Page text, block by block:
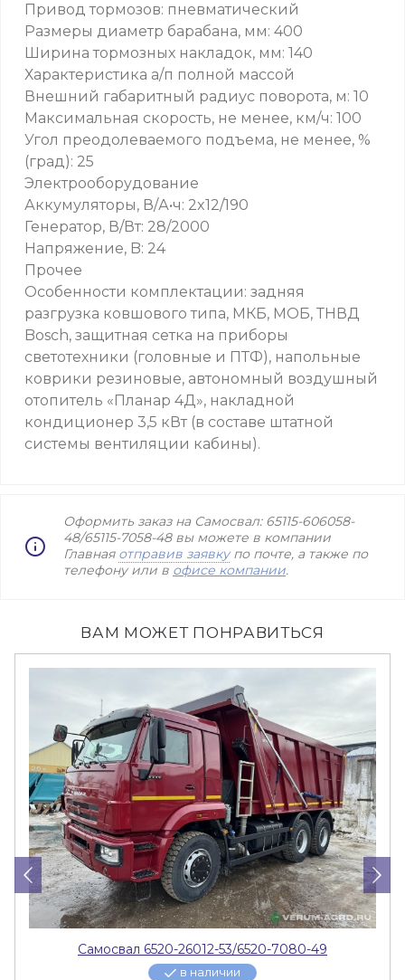
Привод тормозов: пневматический
Размеры диаметр барабана, мм: 400
Ширина тормозных накладок, мм: 140
Характеристика а/п полной массой
Внешний габаритный радиус поворота, м: 10
Максимальная скорость, не менее, км/ч: 100
Угол преодолеваемого подъема, не менее, %
(град): 25
Электрооборудование
Аккумуляторы, В/А•ч: 2x12/190
Генератор, В/Вт: 28/2000
Напряжение, B: 24
Прочее
Особенности комплектации: задняя
разгрузка ковшового типа, МКБ, МОБ, ТНВД
Bosch, защитная сетка на приборы
светотехники (головные и ПТФ), напольные
коврики резиновые, автономный воздушный
отопитель «Планар 4Д», накладной
кондиционер 3,5 кВт (в составе штатной
системы вентиляции кабины).
Оформить заказ на Самосвал: 65115-606058-
48/65115-7058-48 вы можете в компании
Главная отправив заявкупо почте, а также по
телефону или в офисе компании.
ВАМ МОЖЕТ ПОНРАВИТЬСЯ
Самосвал 6520-26012-53/6520-7080-49
в наличии